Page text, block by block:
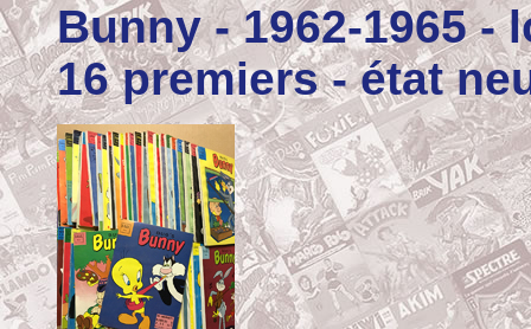
Bunny- 1962-1965 -
16 premiers - état